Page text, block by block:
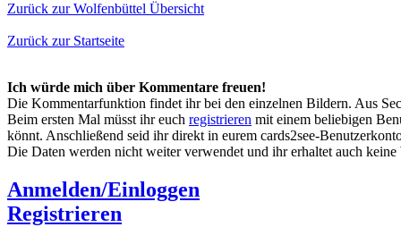
Zurück zur Wolfenbüttel Übersicht
Zurück zur Startseite
Ich würde mich über Kommentare freuen!
Die Kommentarfunktion findet ihr bei den einzelnen Bildern. Aus
Beim ersten Mal müsst ihr euch registrieren mit einem beliebigen
könnt. Anschließend seid ihr direkt in eurem cards2see-
Die Daten werden nicht weiter verwendet und ihr erhaltet auch
Anmelden/Einloggen
Registrieren